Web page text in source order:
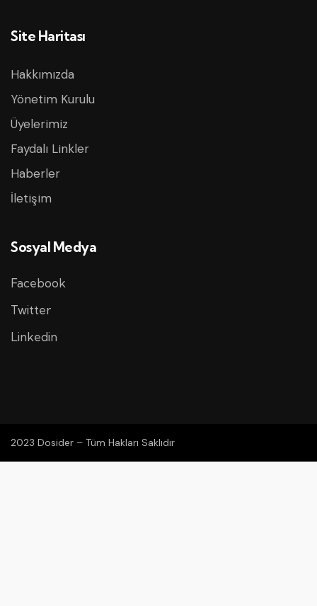
Site Haritası
Hakkımızda
Yönetim Kurulu
Üyelerimiz
Faydalı Linkler
Haberler
İletişim
Sosyal Medya
Facebook
Twitter
Linkedin
2023 Dosider – Tüm Hakları Saklıdır